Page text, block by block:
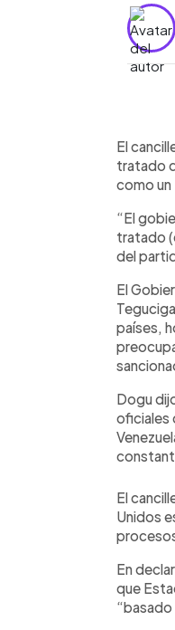
El
tratado
como un
“El
tratado
del
El
países,
Dogu
oficiales
El
Unidos
En
que